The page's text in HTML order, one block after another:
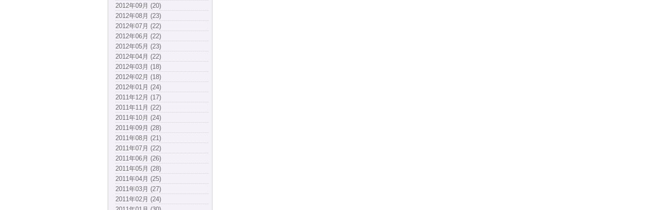
2012年09月 (20)
2012年08月 (23)
2012年07月 (22)
2012年06月 (22)
2012年05月 (23)
2012年04月 (22)
2012年03月 (18)
2012年02月 (18)
2012年01月 (24)
2011年12月 (17)
2011年11月 (22)
2011年10月 (24)
2011年09月 (28)
2011年08月 (21)
2011年07月 (22)
2011年06月 (26)
2011年05月 (28)
2011年04月 (25)
2011年03月 (27)
2011年02月 (24)